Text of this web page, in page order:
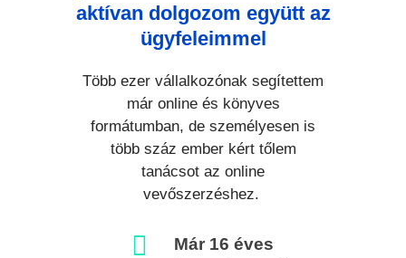
aktívan dolgozom együtt az
ügyfeleimmel
Több ezer vállalkozónak segítettem
már online és könyves
formátumban, de személyesen is
több száz ember kért tőlem
tanácsot az online
vevőszerzéshez.
Már 16 éves